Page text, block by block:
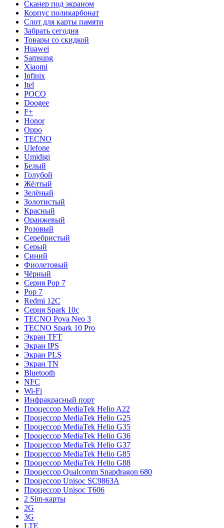
Сканер под экраном
Корпус поликарбонат
Слот для карты памяти
Забрать сегодня
Товары со скидкой
Huawei
Samsung
Xiaomi
Infinix
Itel
POCO
Doogee
F+
Honor
Oppo
TECNO
Ulefone
Umidigi
Белый
Голубой
Жёлтый
Зелёный
Золотистый
Красный
Оранжевый
Розовый
Серебристый
Серый
Синий
Фиолетовый
Чёрный
Серия Pop 7
Pop 7
Redmi 12C
Серия Spark 10c
TECNO Pova Neo 3
TECNO Spark 10 Pro
Экран TFT
Экран IPS
Экран PLS
Экран TN
Bluetooth
NFC
Wi-Fi
Инфракрасный порт
Процессор MediaTek Helio A22
Процессор MediaTek Helio G25
Процессор MediaTek Helio G35
Процессор MediaTek Helio G36
Процессор MediaTek Helio G37
Процессор MediaTek Helio G85
Процессор MediaTek Helio G88
Процессор Qualcomm Snapdragon 680
Процессор Unisoc SC9863A
Процессор Unisoc T606
2 Sim-карты
2G
3G
LTE